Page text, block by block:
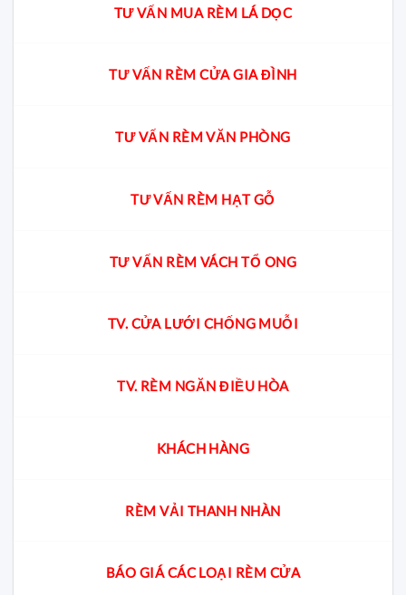
TƯ VẤN MUA RÈM LÁ DỌC
TƯ VẤN RÈM CỬA GIA ĐÌNH
TƯ VẤN RÈM VĂN PHÒNG
TƯ VẤN RÈM HẠT GỖ
TƯ VẤN RÈM VÁCH TỔ ONG
TV. CỬA LƯỚI CHỐNG MUỖI
TV. RÈM NGĂN ĐIỀU HÒA
KHÁCH HÀNG
RÈM VẢI THANH NHÀN
BÁO GIÁ CÁC LOẠI RÈM CỬA